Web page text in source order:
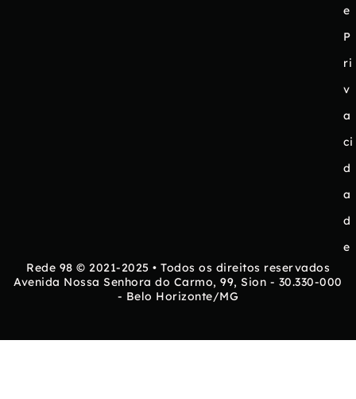
e
P
ri
v
a
ci
d
a
d
e
Rede 98 © 2021-2025 • Todos os direitos reservados
Avenida Nossa Senhora do Carmo, 99, Sion - 30.330-000
- Belo Horizonte/MG